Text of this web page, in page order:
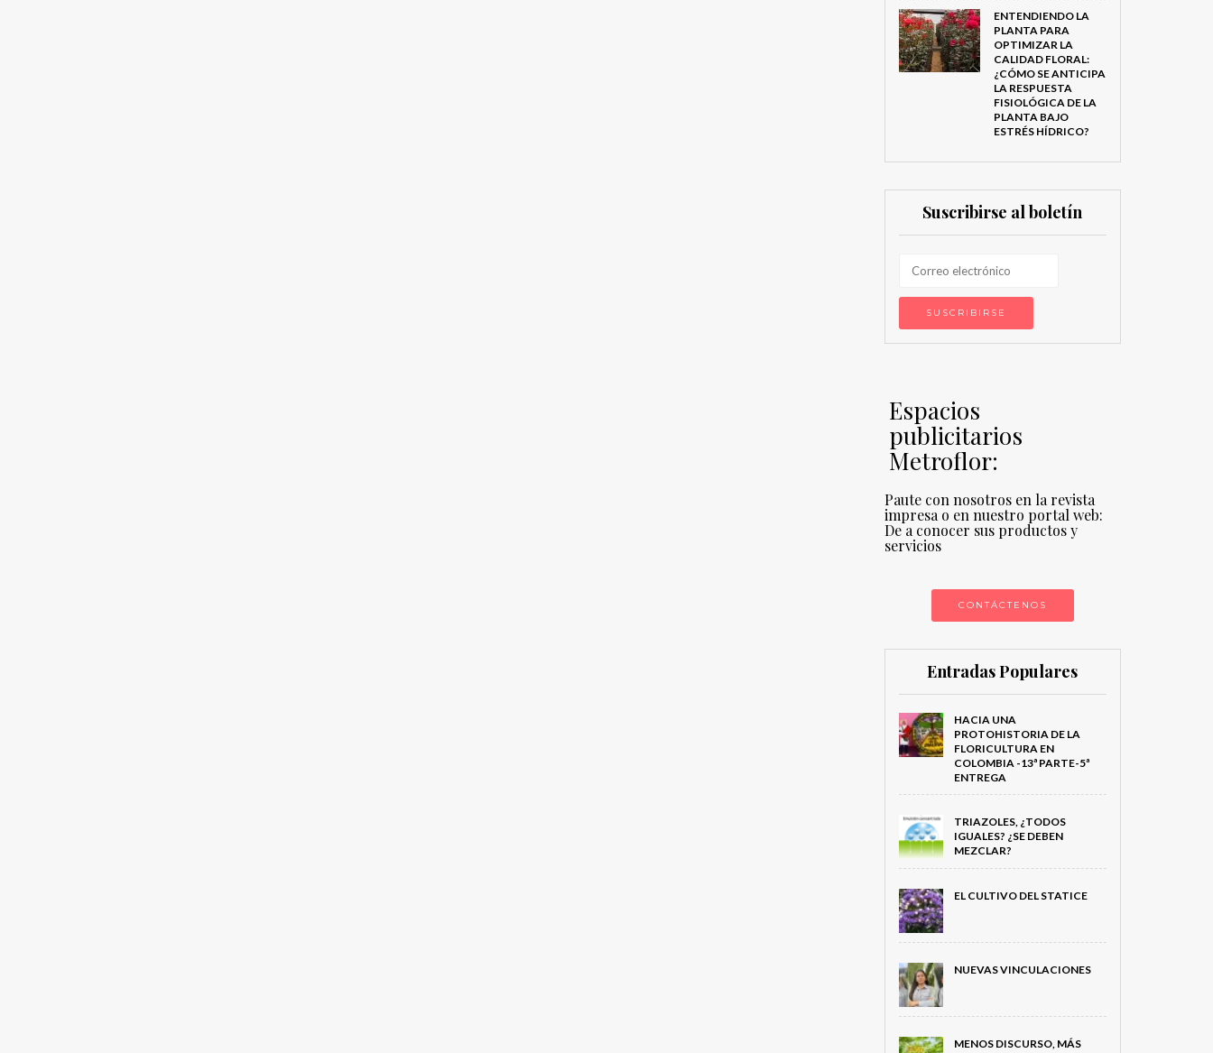
ENTENDIENDO LA
PLANTA PARA
OPTIMIZAR LA
CALIDAD FLORAL:
¿CÓMO SE ANTICIPA
LA RESPUESTA
FISIOLÓGICA DE LA
PLANTA BAJO
ESTRÉS HÍDRICO?
Suscribirse al boletín
Espacios
publicitarios
Metroflor:
Paute con nosotros en la revista
impresa o en nuestro portal web:
De a conocer sus productos y
servicios
CONTÁCTENOS
Entradas Populares
HACIA UNA
PROTOHISTORIA DE LA
FLORICULTURA EN
COLOMBIA -13ª PARTE-5ª
ENTREGA
TRIAZOLES, ¿TODOS
IGUALES? ¿SE DEBEN
MEZCLAR?
EL CULTIVO DEL STATICE
NUEVAS VINCULACIONES
MENOS DISCURSO, MÁS